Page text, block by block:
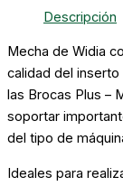
Descripción
Mecha de Widia
calidad del
las Brocas Plus –
soportar
del tipo de
Ideales para